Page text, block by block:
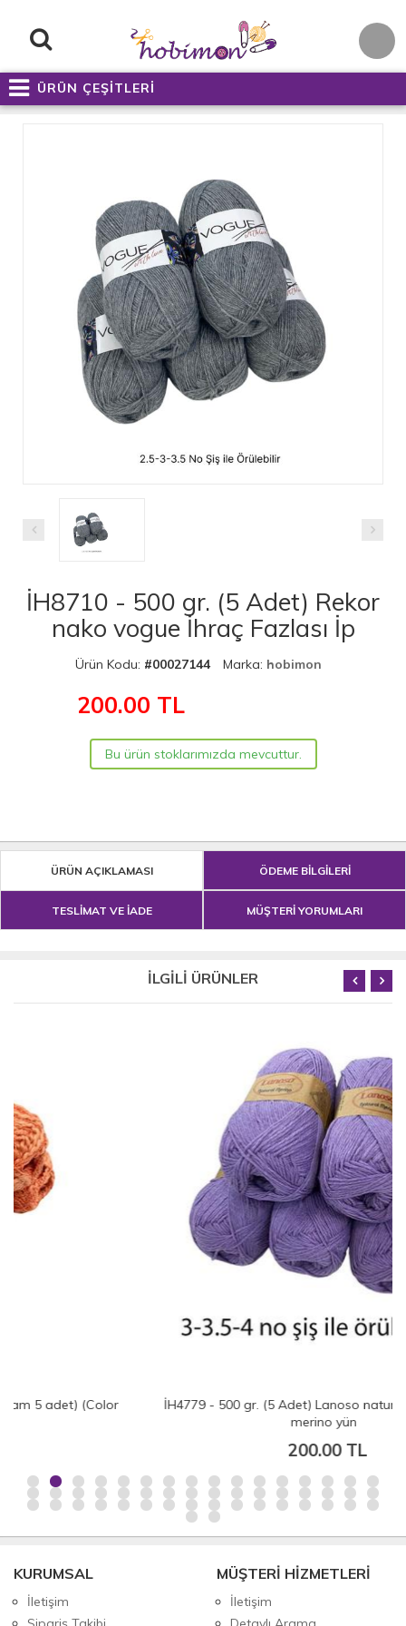
ÜRÜN ÇEŞİTLERİ
İH8710 - 500 gr. (5 Adet) Rekor
nako vogue İhraç Fazlası İp
Ürün Kodu: #00027144 Marka: hobimon
200.00 TL
Bu ürün stoklarımızda mevcuttur.
ÜRÜN AÇIKLAMASI ÖDEME BİLGİLERİ
TESLİMAT VE İADE MÜŞTERİ YORUMLARI
İLGİLİ ÜRÜNLER
İH4779 - 500 gr. (5 Adet) Lanoso natural merino % 50
KURUMSAL
İletişim
MÜŞTERİ HİZMETLERİ
İletişim